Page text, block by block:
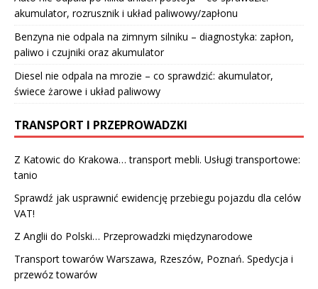
akumulator, rozrusznik i układ paliwowy/zapłonu
Benzyna nie odpala na zimnym silniku – diagnostyka: zapłon,
paliwo i czujniki oraz akumulator
Diesel nie odpala na mrozie – co sprawdzić: akumulator,
świece żarowe i układ paliwowy
TRANSPORT I PRZEPROWADZKI
Z Katowic do Krakowa… transport mebli. Usługi transportowe:
tanio
Sprawdź jak usprawnić ewidencję przebiegu pojazdu dla celów
VAT!
Z Anglii do Polski… Przeprowadzki międzynarodowe
Transport towarów Warszawa, Rzeszów, Poznań. Spedycja i
przewóz towarów